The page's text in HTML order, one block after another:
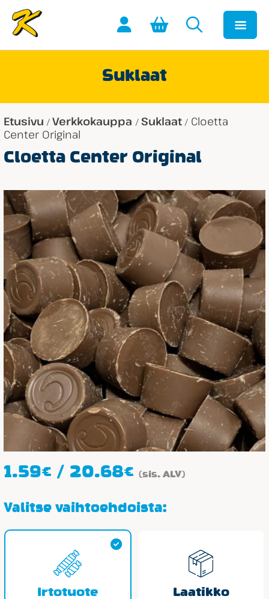
Suklaat
Etusivu / Verkkokauppa / Suklaat / Cloetta
Center Original
Cloetta Center Original
1.59€ / 20.68€Hintaluokka:
-
(sis. ALV)
Valitse vaihtoehdoista:
Irtotuote
Laatikko